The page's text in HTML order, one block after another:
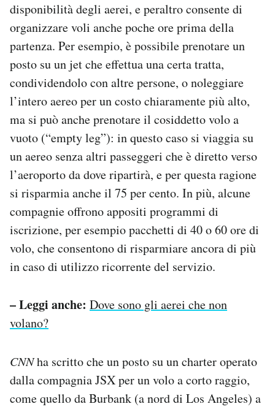
disponibilità degli aerei, e peraltro consente di
organizzare voli anche poche ore prima della
partenza. Per esempio, è possibile prenotare un
posto su un jet che effettua una certa tratta,
condividendolo con altre persone, o noleggiare
l’intero aereo per un costo chiaramente più alto,
ma si può anche prenotare il cosiddetto volo a
vuoto (“empty leg”): in questo caso si viaggia su
un aereo senza altri passeggeri che è diretto verso
l’aeroporto da dove ripartirà, e per questa ragione
si risparmia anche il 75 per cento. In più, alcune
compagnie offrono appositi programmi di
iscrizione, per esempio pacchetti di 40 o 60 ore di
volo, che consentono di risparmiare ancora di più
in caso di utilizzo ricorrente del servizio.
– Leggi anche: Dove sono gli aerei che non
volano?
CNNha scritto che un posto su un charter operato
dalla compagnia JSX per un volo a corto raggio,
come quello da Burbank (a nord di Los Angeles) a